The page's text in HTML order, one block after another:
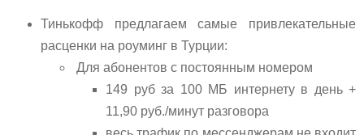
Тинькофф предлагаем самые привлекательные
расценки на роуминг в Турции:
Для абонентов с постоянным номером
149 руб за 100 МБ интернету в день +
11,90 руб./минут разговора